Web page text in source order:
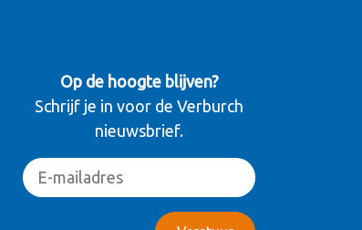
Op de hoogte blijven?
Schrijf je in voor de Verburch
nieuwsbrief.